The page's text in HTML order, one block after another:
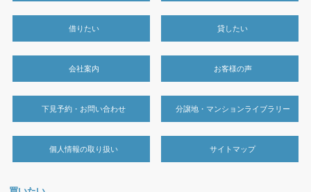
借りたい 貸したい
会社案内 お客様の声
下見予約・お問い合わせ 分譲地・マンションライブラリー
個人情報の取り扱い サイトマップ